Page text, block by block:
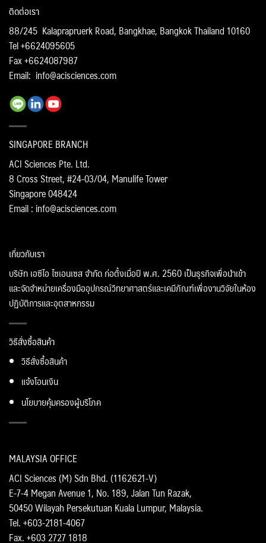
ติดต่อเรา
88/245 Kalaprapruerk Road, Bangkhae, Bangkok Thailand 10160
Tel +6624095605
Fax +6624087987
Email: info@acisciences.com
SINGAPORE BRANCH
ACI Sciences Pte. Ltd.
8 Cross Street, #24-03/04, Manulife Tower
Singapore 048424
Email : info@acisciences.com
MALAYSIA OFFICE
ACI Sciences (M) Sdn Bhd. (1162621-V)
E-7-4 Megan Avenue 1, No. 189, Jalan Tun Razak,
50450 Wilayah Persekutuan Kuala Lumpur, Malaysia.
Tel. +603-2181-4067
Fax. +603 2727 1818
เกี่ยวกับเรา
บริษัท เอซีไอ ไซเอนเซส จำกัด ก่อตั้งเมื่อปี พ.ศ. 2560 เป็นธุรกิจเพื่อนำเข้า
และจัดจำหน่ายเครื่องมืออุปกรณ์วิทยาศาสตร์และเคมีภัณฑ์เพื่องานวิจัยในห้อง
ปฏิบัติการและอุตสาหกรรม
วิธีสั่งซื้อสินค้า
วิธีสั่งซื้อสินค้า
แจ้งโอนเงิน
นโยบายคุ้มครองผู้บริโภค